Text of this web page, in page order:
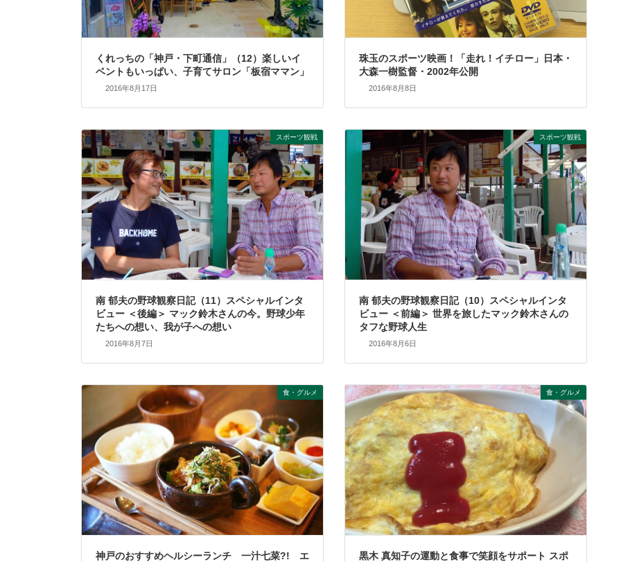
くれっちの「神戸・下町通信」（12）楽しいイ
ベントもいっぱい、子育てサロン「板宿ママン」
2016年8月17日
珠玉のスポーツ映画！「走れ！イチロー」日本・
大森一樹監督・2002年公開
2016年8月8日
スポーツ観戦
南 郁夫の野球観察日記（11）スペシャルインタ
ビュー ＜後編＞ マック鈴木さんの今。野球少年
たちへの想い、我が子への想い
2016年8月7日
スポーツ観戦
南 郁夫の野球観察日記（10）スペシャルインタ
ビュー ＜前編＞ 世界を旅したマック鈴木さんの
タフな野球人生
2016年8月6日
食・グルメ
神戸のおすすめヘルシーランチ 一汁七菜?! エ
食・グルメ
黒木 真知子の運動と食事で笑顔をサポート スポ